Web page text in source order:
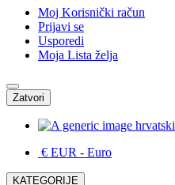
Moj Korisnički račun
Prijavi se
Usporedi
Moja Lista želja
Zatvori
hrvatski
€ EUR - Euro
KATEGORIJE